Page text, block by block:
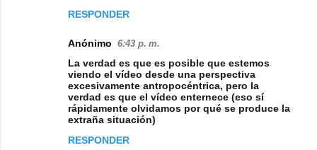
RESPONDER
Anónimo 6:43 p. m.
La verdad es que es posible que estemos
viendo el vídeo desde una perspectiva
excesivamente antropocéntrica, pero la
verdad es que el vídeo enternece (eso sí
rápidamente olvidamos por qué se produce la
extraña situación)
RESPONDER